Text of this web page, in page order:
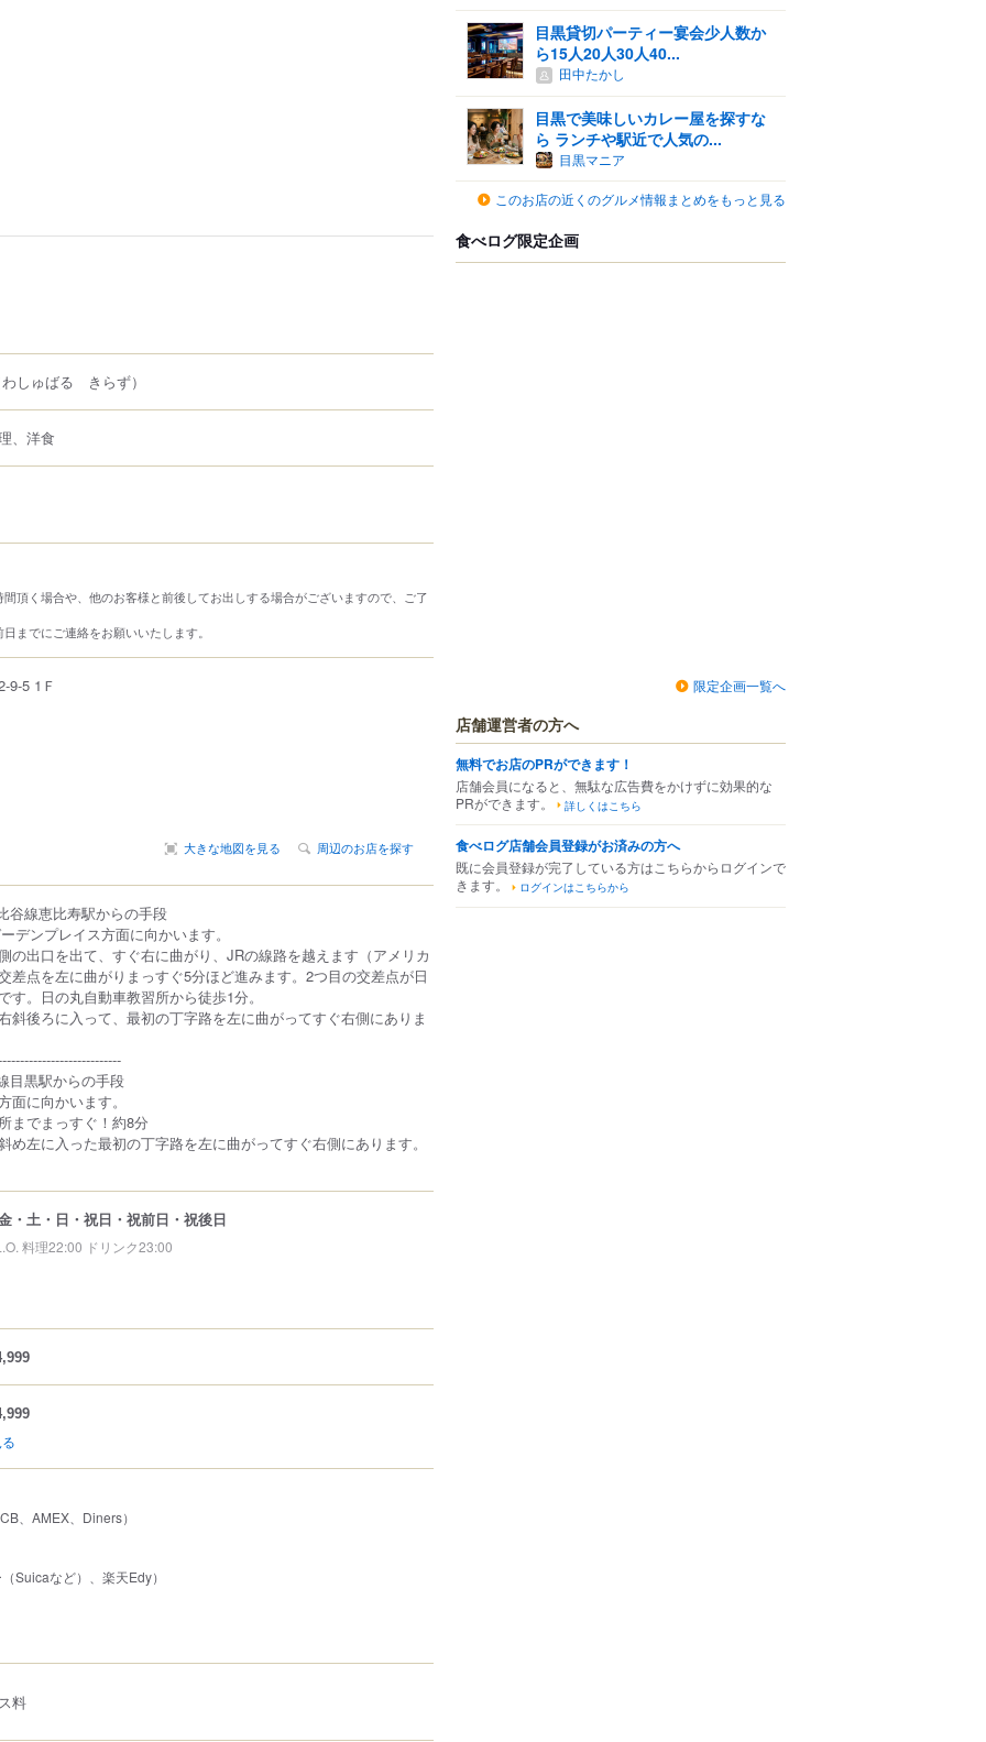
わしゅばる きらず）
、洋食
頂く場合や、他のお客様と前後してお出しする場合がございますので、ご了
までにご連絡をお願いいたします。
9-5 1Ｆ
大きな地図を見る 周辺のお店を探す
谷線恵比寿駅からの手段
デンプレイス方面に向かいます。
の出口を出て、すぐ右に曲がり、JRの線路を越えます（アメリカ
差点を左に曲がりまっすぐ5分ほど進みます。2つ目の交差点が日
す。日の丸自動車教習所から徒歩1分。
斜後ろに入って、最初の丁字路を左に曲がってすぐ右側にありま
目黒駅からの手段
面に向かいます。
までまっすぐ！約8分
め左に入った最初の丁字路を左に曲がってすぐ右側にあります。
・土・日・祝日・祝前日・祝後日
料理22:00 ドリンク23:00
、AMEX、Diners）
Suicaなど）、楽天Edy）
料
目黒貸切パーティー宴会少人数か
ら15人20人30人40...
田中たかし
目黒で美味しいカレー屋を探すな
ら ランチや駅近で人気の...
目黒マニア
このお店の近くのグルメ情報まとめをもっと見る
食べログ限定企画
限定企画一覧へ
店舗運営者の方へ
無料でお店のPRができます！
店舗会員になると、無駄な広告費をかけずに効果的な
PRができます。
詳しくはこちら
食べログ店舗会員登録がお済みの方へ
既に会員登録が完了している方はこちらからログインで
きます。
ログインはこちらから